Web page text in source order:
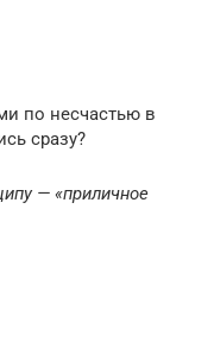
по несчастью в
сразу?
— «приличное